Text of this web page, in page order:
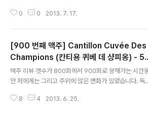
유명한 과일 or 첨가물이 혼합된 가볍게 마시기 좋은 브랜
아프리카에서 영적인 힘으로 사람을 고치는 힐러
나 주술사를 뜻하는 단어에서 왔고 그들은 아기가 탄생했
을 때, 젊은 부부가 혼례를 치루는 행사에 아프리카의 과일
들을 이용해 특별한 술을 빚었다고 합니다. Brouwerij
yghe 의 Dju Dju 는 이것에서 영감을 얻은 것이죠. 따라
서 주주(Dju Dju)라는 이름을 달..
0 0 2013. 7. 17.
[900 번째 맥주] Cantillon Cuvée Des
Champions (칸티용 퀴베 데 샹피옹) - 5.
0%
맥주 리뷰 갯수가 800회에서 900회로 향해가는 시간
안 저에게는 그리고 주위에 많은 변화가 있었습니다. 독
만 개인적으로 2013년 봄에서 초여름 사이에 생겼던 일
8 4 2013. 6. 25.